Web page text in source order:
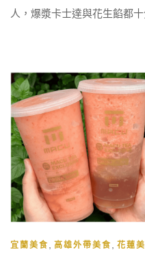
人，爆漿卡士達與花生餡都
宜蘭美食 高雄外帶美食 花蓮